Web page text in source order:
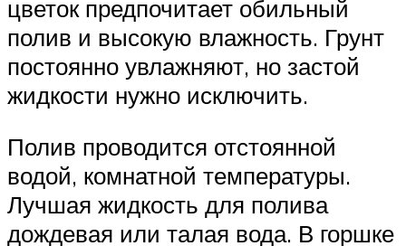
цветок предпочитает обильный
полив и высокую влажность. Грунт
постоянно увлажняют, но застой
жидкости нужно исключить.
Полив проводится отстоянной
водой, комнатной температуры.
Лучшая жидкость для полива
дождевая или талая вода. В горшке